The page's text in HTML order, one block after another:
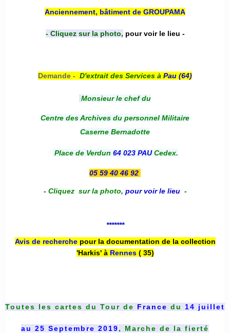
Anciennement, bâtiment de GROUPAMA
- Cliquez sur la photo, pour voir le lieu -
Demande - D'extrait des Services à Pau (64)
Monsieur le chef du
Centre des Archives du personnel Militaire
Caserne Bernadotte
Place de Verdun 64 023 PAUCedex.
05 59 40 46 92
- Cliquez sur la photo, pour voir le lieu -
*******
Avis de recherche pour la documentation de la collection
'Harkis' à Rennes( 35)
Toutes les cartes du Tour de France du 14 juillet
au 25 Septembre 2019, Marche de la fierté